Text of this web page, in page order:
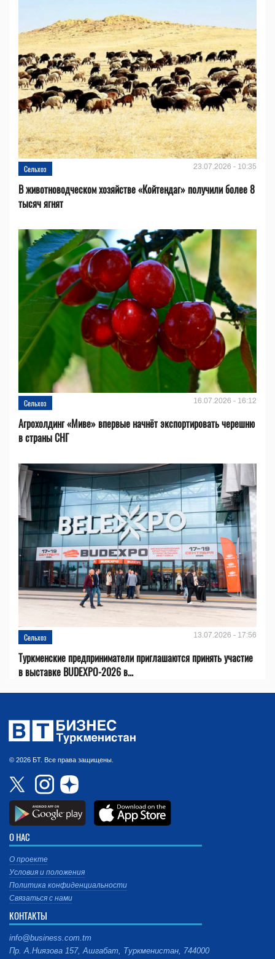
Сельхоз 23.07.2026 - 10:35
В животноводческом хозяйстве «Койтендаг» получили более 8
тысяч ягнят
Сельхоз 16.07.2026 - 16:12
Агрохолдинг «Миве» впервые начнёт экспортировать черешню
в страны СНГ
Сельхоз 13.07.2026 - 17:56
Туркменские предприниматели приглашаются принять участие
в выставке BUDEXPO-2026 в...
© 2026 БТ. Все права защищены.
О НАС
О проекте
Условия и положения
Политика конфиденциальности
Связаться с нами
КОНТАКТЫ
info@business.com.tm
Пр. А.Ниязова 157, Ашгабат, Туркменистан, 744000